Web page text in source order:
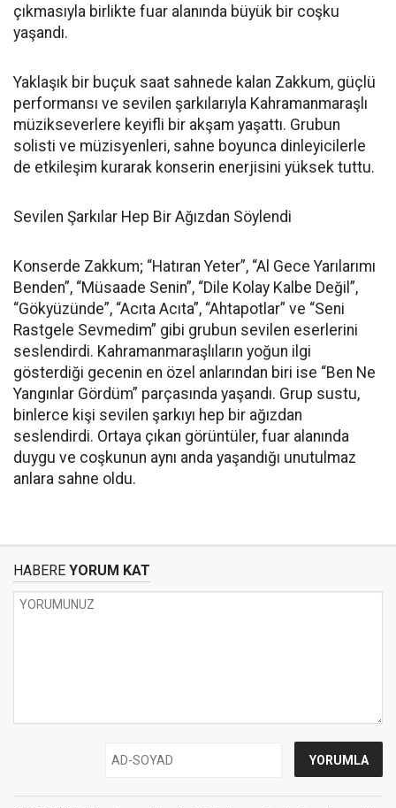
çıkmasıyla birlikte fuar alanında büyük bir coşku
yaşandı.
Yaklaşık bir buçuk saat sahnede kalan Zakkum, güçlü
performansı ve sevilen şarkılarıyla Kahramanmaraşlı
müzikseverlere keyifli bir akşam yaşattı. Grubun
solisti ve müzisyenleri, sahne boyunca dinleyicilerle
de etkileşim kurarak konserin enerjisini yüksek tuttu.
Sevilen Şarkılar Hep Bir Ağızdan Söylendi
Konserde Zakkum; “Hatıran Yeter”, “Al Gece Yarılarımı
Benden”, “Müsaade Senin”, “Dile Kolay Kalbe Değil”,
“Gökyüzünde”, “Acıta Acıta”, “Ahtapotlar” ve “Seni
Rastgele Sevmedim” gibi grubun sevilen eserlerini
seslendirdi. Kahramanmaraşlıların yoğun ilgi
gösterdiği gecenin en özel anlarından biri ise “Ben Ne
Yangınlar Gördüm” parçasında yaşandı. Grup sustu,
binlerce kişi sevilen şarkıyı hep bir ağızdan
seslendirdi. Ortaya çıkan görüntüler, fuar alanında
duygu ve coşkunun aynı anda yaşandığı unutulmaz
anlara sahne oldu.
HABERE YORUM KAT